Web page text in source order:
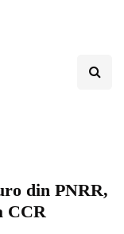
din PNRR,
CCR